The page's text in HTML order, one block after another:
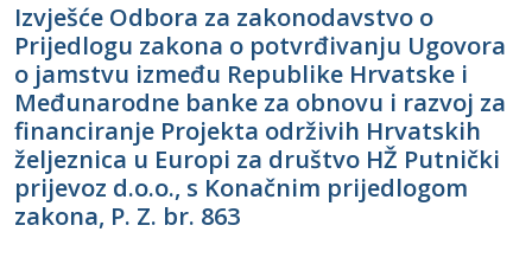
Izvješće Odbora za zakonodavstvo o
Prijedlogu zakona o potvrđivanju Ugovora
o jamstvu između Republike Hrvatske i
Međunarodne banke za obnovu i razvoj za
financiranje Projekta održivih Hrvatskih
željeznica u Europi za društvo HŽ Putnički
prijevoz d.o.o., s Konačnim prijedlogom
zakona, P. Z. br. 863